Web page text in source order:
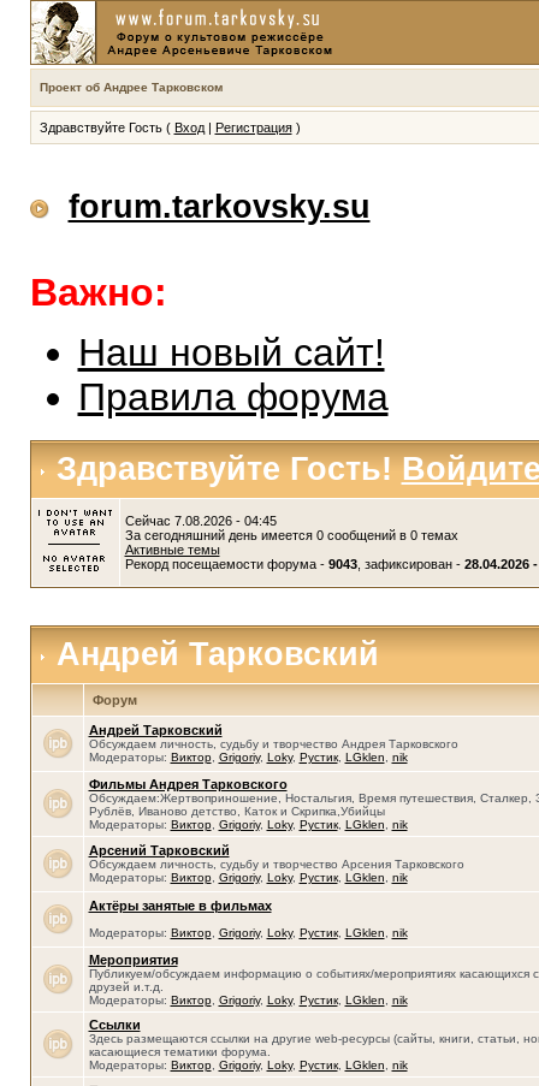
Проект об Андрее Тарковском
Здравствуйте Гость ( Вход| Регистрация)
forum.tarkovsky.su
Важно:
Наш новый сайт!
Правила форума
Здравствуйте Гость!
Сейчас 7.08.2026 - 04:45
За сегодняшний день имеется 0 сообщений в 0 темах
Активные темы
Рекорд посещаемости форума - 9043, зафиксирован - 28.04.2026
Андрей Тарковский
Форум
Андрей Тарковский
Обсуждаем личность, судьбу и творчество Андрея Тарковского
Модераторы: Виктор, Grigoriy, Loky, Рустик, LGklen nik
Фильмы Андрея Тарковского
Обсуждаем:Жертвоприношение, Ностальгия, Время путешествия, Сталкер,
Рублёв, Иваново детство, Каток и Скрипка,Убийцы
Модераторы: Виктор, Grigoriy, Loky, Рустик, LGklen nik
Арсений Тарковский
Обсуждаем личность, судьбу и творчество Арсения Тарковского
Модераторы: Виктор, Grigoriy, Loky, Рустик, LGklen nik
Актёры занятые в фильмах
Модераторы: Виктор, Grigoriy, Loky, Рустик, LGklen nik
Мероприятия
Публикуем/обсуждаем информацию о событиях/мероприятиях касающихся
друзей и.т.д.
Модераторы: Виктор, Grigoriy, Loky, Рустик, LGklen nik
Ссылки
Здесь размещаются ссылки на другие web-ресурсы (сайты, книги, статьи,
касающиеся тематики форума.
Модераторы: Виктор, Grigoriy, Loky, Рустик, LGklen nik